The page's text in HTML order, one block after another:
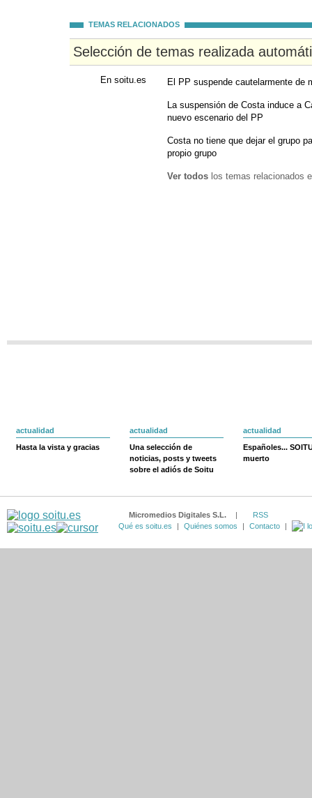
TEMAS RELACIONADOS
Selección de temas realizada
En soitu.es El PP suspende cautelarmente de
La suspensión de Costa induce a
nuevo escenario del PP
Costa no tiene que dejar el grupo
propio grupo
Ver todos los temas relacionados
actualidad
Hasta la vista y gracias
actualidad
Una selección de
noticias, posts y tweets
sobre el adiós de Soitu
actualidad
Españoles...
muerto
Micromedios Digitales S.L. |
RSS
Qué es soitu.es
| Quiénes somos | Contacto |